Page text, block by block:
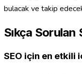
bulacak ve takip
Sıkça Sorulan
SEO için en etkili